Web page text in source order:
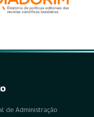
de Administração